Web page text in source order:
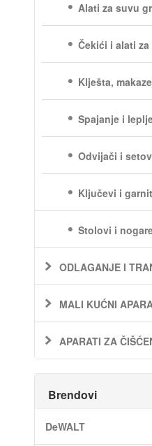
Alati za suvu
Čekići i alati
Klješta,
Spajanje i
Odvijači i
Ključevi i
Stolovi i
ODLAGANJE I
MALI KUĆNI
APARATI ZA
Brendovi
DeWALT